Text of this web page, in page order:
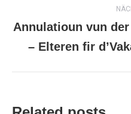
Annulatioun vun
– Elteren fir